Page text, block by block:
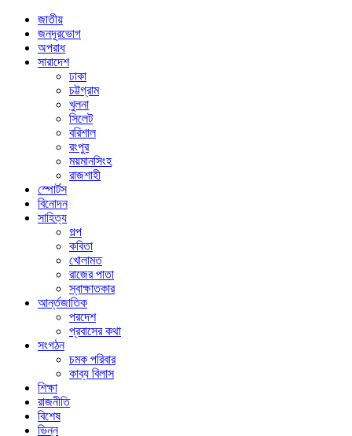
জাতীয়
জনদূরভোগ
অপরাধ
সারাদেশ
ঢাকা
চট্টগ্রাম
খুলনা
সিলেট
বরিশাল
রংপুর
ময়মানসিংহ
রাজশাহী
স্পোর্টস
বিনোদন
সাহিত্য
গল্প
কবিতা
খোলামত
রাজের পাতা
স্বাক্ষাতকার
আর্ন্তজাতিক
পরদেশ
প্রবাসের কথা
সংগঠন
চমক পরিবার
কাব্য বিলাস
শিক্ষা
রাজনীতি
বিশেষ
ভিন্ন